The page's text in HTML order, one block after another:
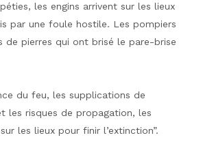
les engins arrivent sur les lieux
par une foule hostile. Les pompiers
de pierres qui ont brisé le pare-brise
du feu, les supplications de
les risques de propagation, les
les lieux pour finir l’extinction”.